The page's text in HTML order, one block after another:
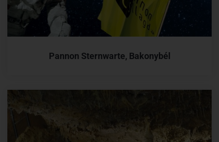
Pannon Sternwarte, Bakonybél